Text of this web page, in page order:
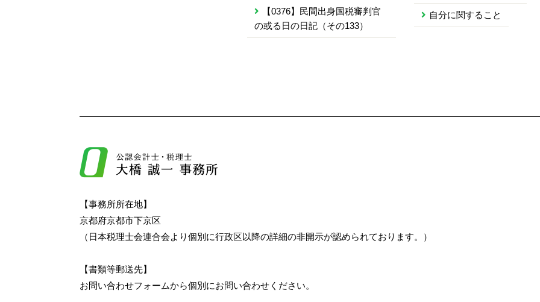
【0376】民間出身国税審判官
の或る日の日記（その133）
自分に関すること
【事務所所在地】
京都府京都市下京区
（日本税理士会連合会より個別に行政区以降の詳細の非開示が認められております。）
【書類等郵送先】
お問い合わせフォームから個別にお問い合わせください。